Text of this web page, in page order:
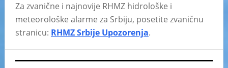
Za zvanične i najnovije RHMZ hidrološke i
meteorološke alarme za Srbiju, posetite zvaničnu
stranicu: RHMZ Srbije Upozorenja.